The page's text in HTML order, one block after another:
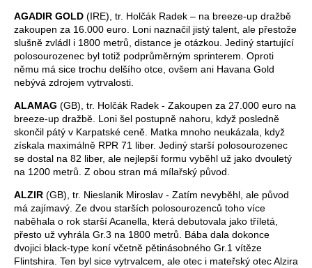
AGADIR GOLD (IRE), tr. Holčák Radek – na breeze-up dražbě
zakoupen za 16.000 euro. Loni naznačil jistý talent, ale přestože
slušně zvládl i 1800 metrů, distance je otázkou. Jediný startující
polosourozenec byl totiž podprůměrným sprinterem. Oproti
němu má sice trochu delšího otce, ovšem ani Havana Gold
nebývá zdrojem vytrvalosti.
ALAMAG (GB), tr. Holčák Radek - Zakoupen za 27.000 euro na
breeze-up dražbě. Loni šel postupně nahoru, když posledně
skončil pátý v Karpatské ceně. Matka mnoho neukázala, když
získala maximálně RPR 71 liber. Jediný starší polosourozenec
se dostal na 82 liber, ale nejlepší formu vyběhl už jako dvouletý
na 1200 metrů. Z obou stran má mílařský původ.
ALZIR (GB), tr. Nieslanik Miroslav - Zatím nevyběhl, ale původ
má zajímavý. Ze dvou starších polosourozenců toho více
naběhala o rok starší Acanella, která debutovala jako tříletá,
přesto už vyhrála Gr.3 na 1800 metrů. Bába dala dokonce
dvojici black-type koní včetně pětinásobného Gr.1 vítěze
Flintshira. Ten byl sice vytrvalcem, ale otec i mateřský otec Alzira